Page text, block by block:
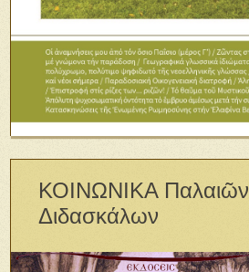
ΚΟΙΝΩΝΙΚΑ Παλαιῶν
Διδασκάλων